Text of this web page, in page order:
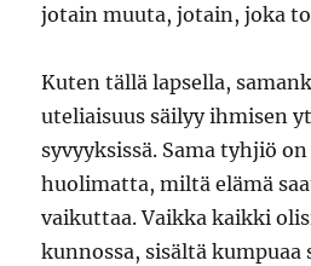
jotain muuta, jotain, joka
Kuten tällä lapsella,
uteliaisuus säilyy ihmisen
syvyyksissä. Sama tyhjiö
huolimatta, miltä elämä
vaikuttaa. Vaikka kaikki
kunnossa, sisältä